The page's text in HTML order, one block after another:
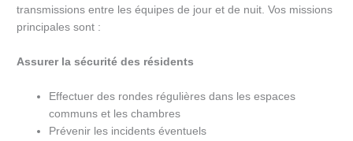
transmissions entre les équipes de jour et de nuit. Vos missions
principales sont :
Assurer la sécurité des résidents
Effectuer des rondes régulières dans les espaces
communs et les chambres
Prévenir les incidents éventuels